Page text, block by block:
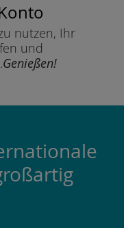
nutzen, Ihr
und
Genießen!